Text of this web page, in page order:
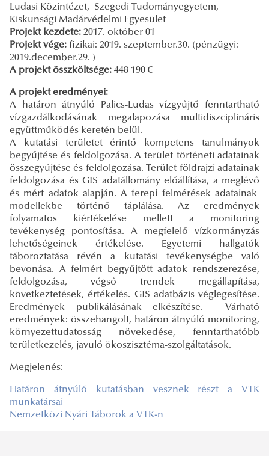
Ludasi Közintézet, Szegedi Tudományegyetem,
Kiskunsági Madárvédelmi Egyesület
Projekt kezdete: 2017. október 01
Projekt vége: fizikai: 2019. szeptember.30. (pénzügyi:
2019.december.29. )
A projekt összköltsége: 448 190 €
A projekt eredményei:
A határon átnyúló Palics-Ludas vízgyűjtő fenntartható
vízgazdálkodásának megalapozása multidiszciplináris
együttműködés keretén belül.
A kutatási területet érintő kompetens tanulmányok
begyűjtése és feldolgozása. A terület történeti adatainak
összegyűjtése és feldolgozása. Terület földrajzi adatainak
feldolgozása és GIS adatállomány előállítása, a meglévő
és mért adatok alapján. A terepi felmérések adatainak
modellekbe történő táplálása. Az eredmények
folyamatos kiértékelése mellett a monitoring
tevékenység pontosítása. A megfelelő vízkormányzás
lehetőségeinek értékelése. Egyetemi hallgatók
táboroztatása révén a kutatási tevékenységbe való
bevonása. A felmért begyűjtött adatok rendszerezése,
feldolgozása, végső trendek megállapítása,
következtetések, értékelés. GIS adatbázis véglegesítése.
Eredmények publikálásának elkészítése. Várható
eredmények: összehangolt, határon átnyúló monitoring,
környezettudatosság növekedése, fenntarthatóbb
területkezelés, javuló ökoszisztéma-szolgáltatások.
Megjelenés:
Határon átnyúló kutatásban vesznek részt a VTK
munkatársai
Nemzetközi Nyári Táborok a VTK-n